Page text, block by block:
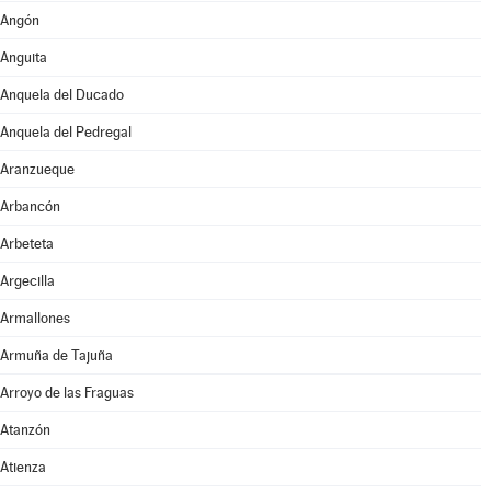
Angón
Anguita
Anquela del Ducado
Anquela del Pedregal
Aranzueque
Arbancón
Arbeteta
Argecilla
Armallones
Armuña de Tajuña
Arroyo de las Fraguas
Atanzón
Atienza